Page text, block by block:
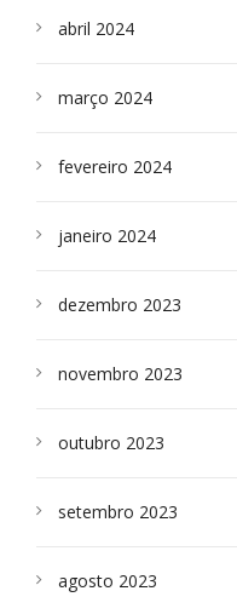
abril 2024
março 2024
fevereiro 2024
janeiro 2024
dezembro 2023
novembro 2023
outubro 2023
setembro 2023
agosto 2023